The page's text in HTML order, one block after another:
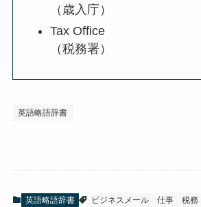
（歳入庁）
Tax Office
（税務署）
英語略語辞書
英語略語辞書 ビジネスメール 仕事 税務